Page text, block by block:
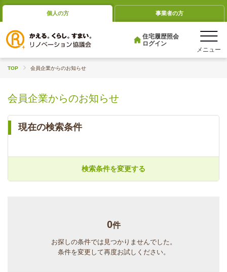
個人の方 事業者の方
住宅履歴照会
ログイン
TOP 会員企業からのお知らせ
会員企業からのお知らせ
現在の検索条件
検索条件を変更する
0件
お探しの条件では見つかりませんでした。
条件を変更して再度お試しください。